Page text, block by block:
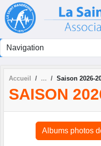
Accueil Saison 2026-
SAISON
Albums photos
Panneau de gestion des